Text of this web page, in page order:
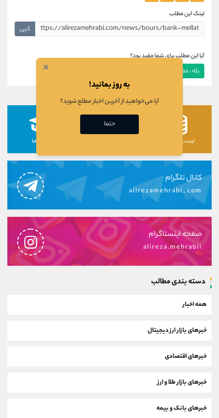
لینک این مطلب
کپی
آیا این مطلب برای شما مفید بود؟
بله ، مفید بود
لیست رمزارزها دوره ها
کانال تلگرام
alirezamehrabi_com
صفحه اینستاگرام
alireza.mehrabii
دسته بندی مطالب
همه اخبار
خبرهای بازار ارز دیجیتال
خبرهای اقتصادی
خبرهای بازار طلا و ارز
خبرهای بانک و بیمه
×
به روز بمانید!
آیا می‌خواهید از آخرین اخبار مطلع شوید؟
حتما